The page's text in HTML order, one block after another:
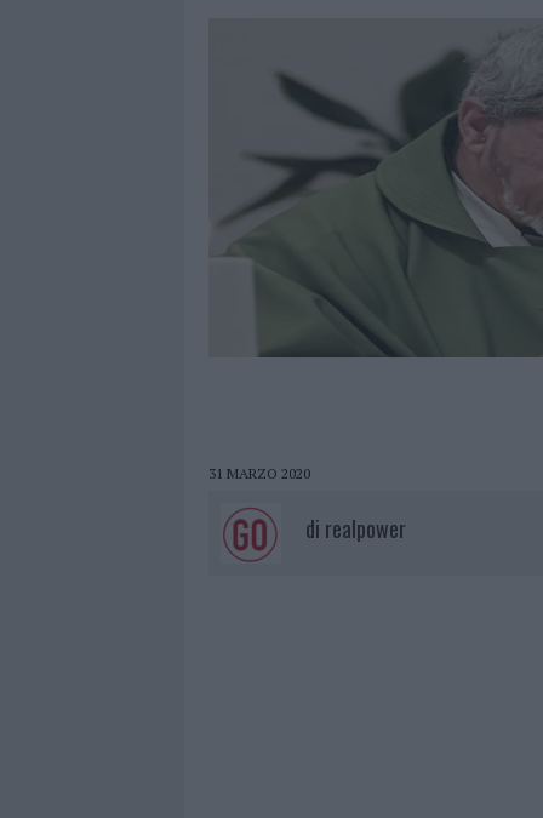
31 MARZO 2020
di realpower